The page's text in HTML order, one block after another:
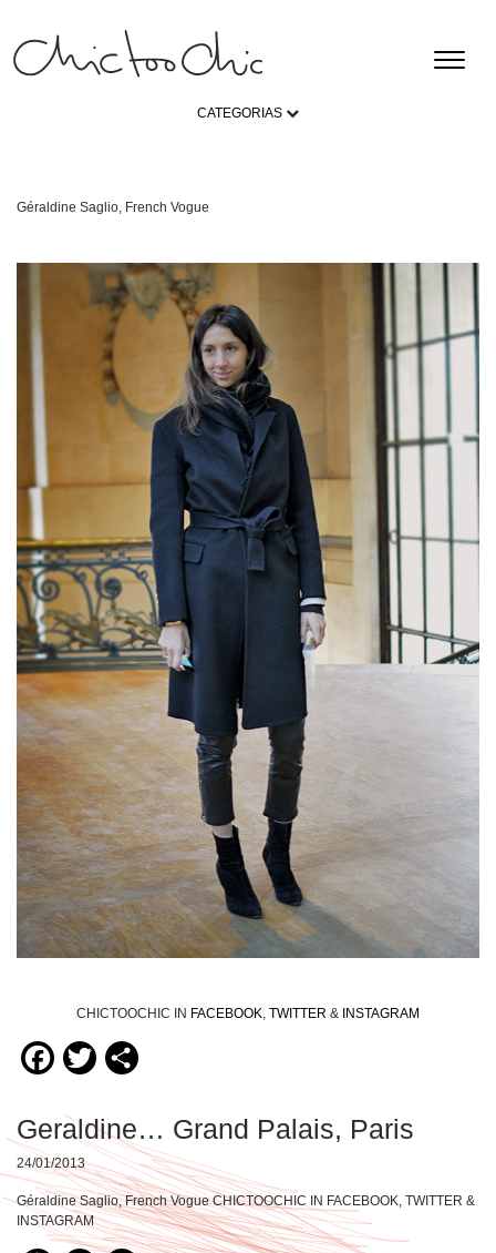
CATEGORIAS
Géraldine Saglio, French Vogue
CHICTOOCHIC IN FACEBOOK, TWITTER & INSTAGRAM
Facebook
Twitter
Geraldine… Grand Palais, Paris
24/01/2013
Géraldine Saglio, French Vogue CHICTOOCHIC IN FACEBOOK, TWITTER &
INSTAGRAM